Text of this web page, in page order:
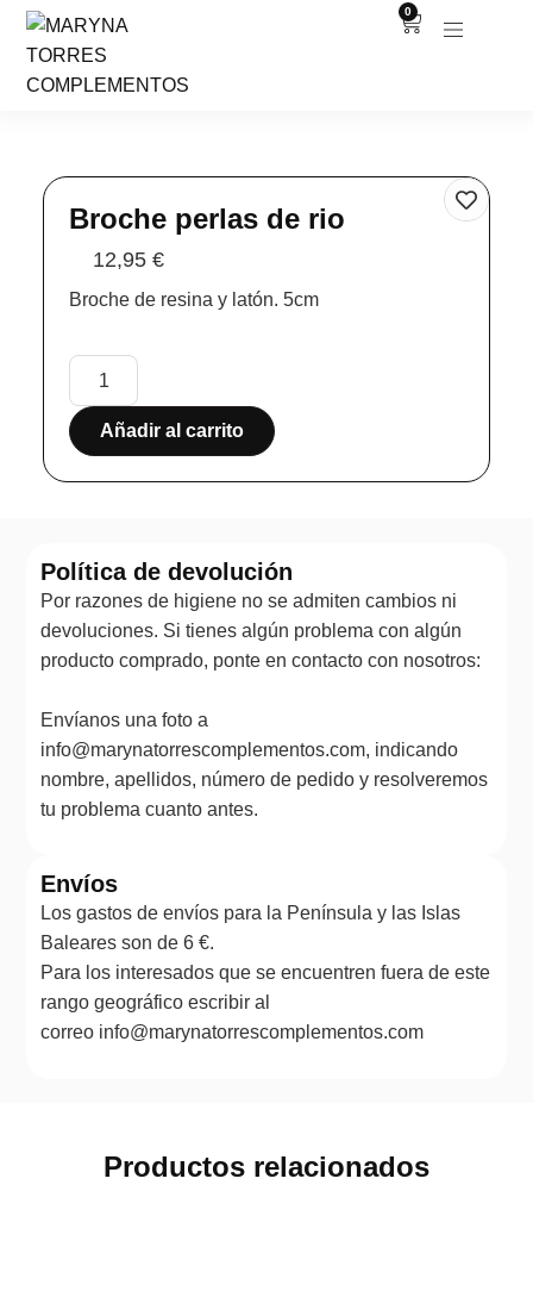
0
Broche perlas de rio
12,95€
Broche de resina y latón. 5cm
Añadir al carrito
Política de devolución
Por razones de higiene no se admiten cambios ni
devoluciones. Si tienes algún problema con algún
producto comprado, ponte en contacto con nosotros:
Envíanos una foto a
info@marynatorrescomplementos.com, indicando
nombre, apellidos, número de pedido y resolveremos
tu problema cuanto antes.
Envíos
Los gastos de envíos para la Península y las Islas
Baleares son de 6 €.
Para los interesados que se encuentren fuera de este
rango geográfico escribir al
correo info@marynatorrescomplementos.com
Productos relacionados